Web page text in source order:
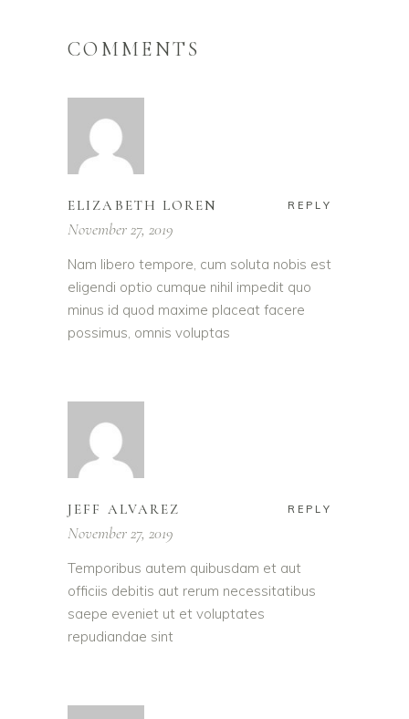
COMMENTS
ELIZABETH LOREN REPLY
November 27, 2019
Nam libero tempore, cum soluta nobis est
eligendi optio cumque nihil impedit quo
minus id quod maxime placeat facere
possimus, omnis voluptas
JEFF ALVAREZ REPLY
November 27, 2019
Temporibus autem quibusdam et aut
officiis debitis aut rerum necessitatibus
saepe eveniet ut et voluptates
repudiandae sint